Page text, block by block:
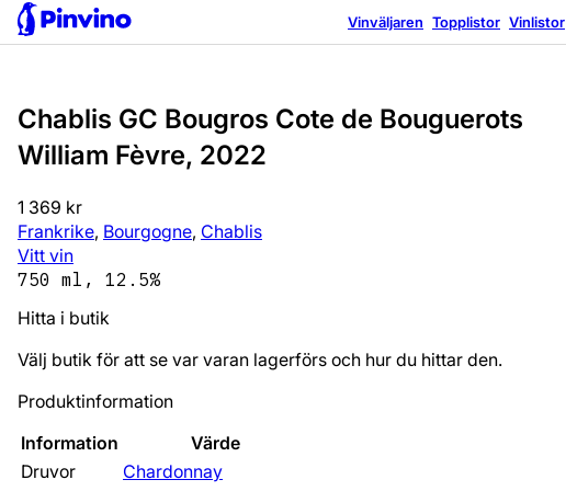
Vinväljaren Topplistor Vinlistor
Chablis GC Bougros Cote de Bouguerots
William Fèvre, 2022
1 369 kr
Frankrike, Bourgogne, Chablis
Vitt vin
750 ml, 12.5%
Hitta i butik
Välj butik för att se var varan lagerförs och hur du hittar den.
Produktinformation
Information
Värde
Druvor
Chardonnay